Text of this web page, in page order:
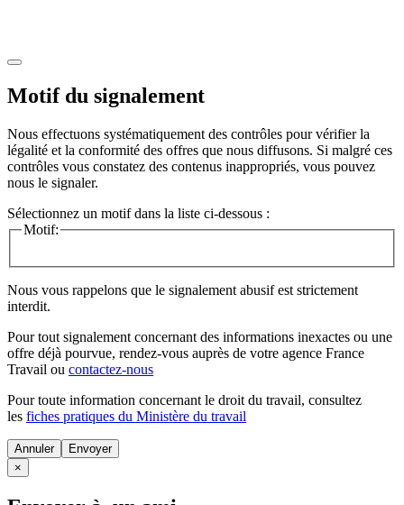
Motif du signalement
Nous effectuons systématiquement des contrôles pour vérifier la
légalité et la conformité des offres que nous diffusons. Si malgré ces
contrôles vous constatez des contenus inappropriés, vous pouvez
nous le signaler.
Sélectionnez un motif dans la liste ci-dessous :
Motif:
Nous vous rappelons que le signalement abusif est strictement
interdit.
Pour tout signalement concernant des informations inexactes ou une
offre déjà pourvue, rendez-vous auprès de votre agence France
Travail ou contactez-nous
Pour toute information concernant le droit du travail, consultez
les fiches pratiques du Ministère du travail
Annuler
×